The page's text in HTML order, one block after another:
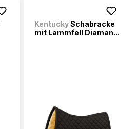
KentuckySchabracke
mit Lammfell Diaman...